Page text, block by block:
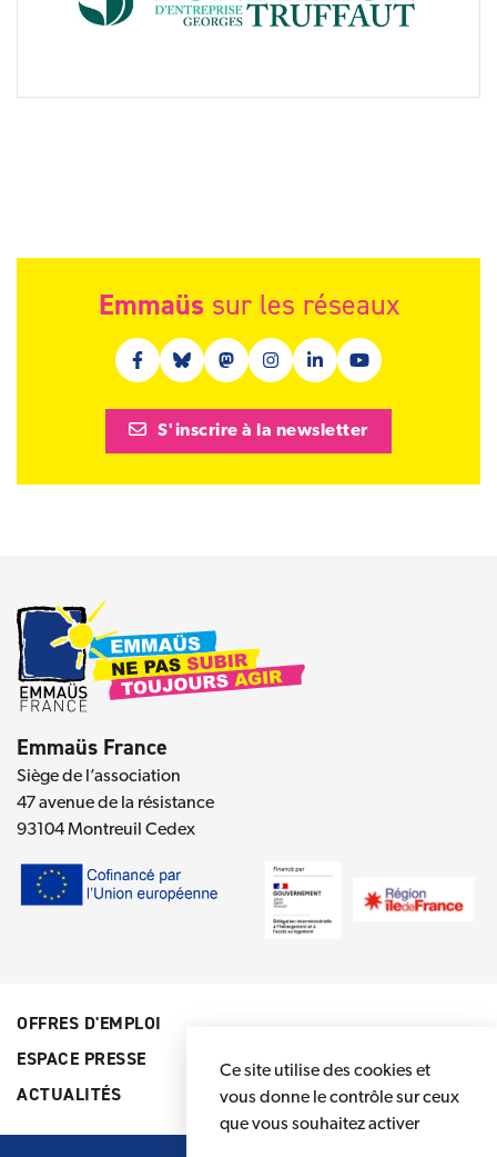
Emmaüs sur les réseaux
Facebook (nouvelle fenêtre)
Bluesky (nouvelle fenêtre)
Mastodon (nouvelle fenêtre)
Instagram (nouvelle fenêtre)
Linkedin (nouvelle
Youtube
S'inscrire à la newsletter
Emmaüs France
Siège de l’association
47 avenue de la résistance
93104 Montreuil Cedex
OFFRES D'EMPLOI
ESPACE PRESSE
ACTUALITÉS
Ce site utilise des cookies et
vous donne le contrôle sur ceux
que vous souhaitez activer